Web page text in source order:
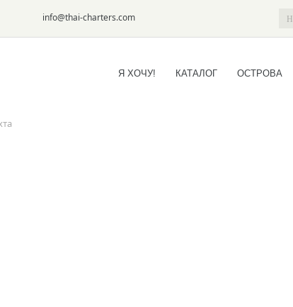
info@thai-charters.com
Я ХОЧУ! КАТАЛОГ ОСТРОВА